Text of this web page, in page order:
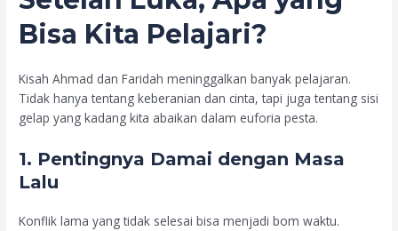
Bisa Kita Pelajari?
Kisah Ahmad dan Faridah meninggalkan banyak pelajaran.
Tidak hanya tentang keberanian dan cinta, tapi juga tentang sisi
gelap yang kadang kita abaikan dalam euforia pesta.
1. Pentingnya Damai dengan Masa
Lalu
Konflik lama yang tidak selesai bisa menjadi bom waktu.